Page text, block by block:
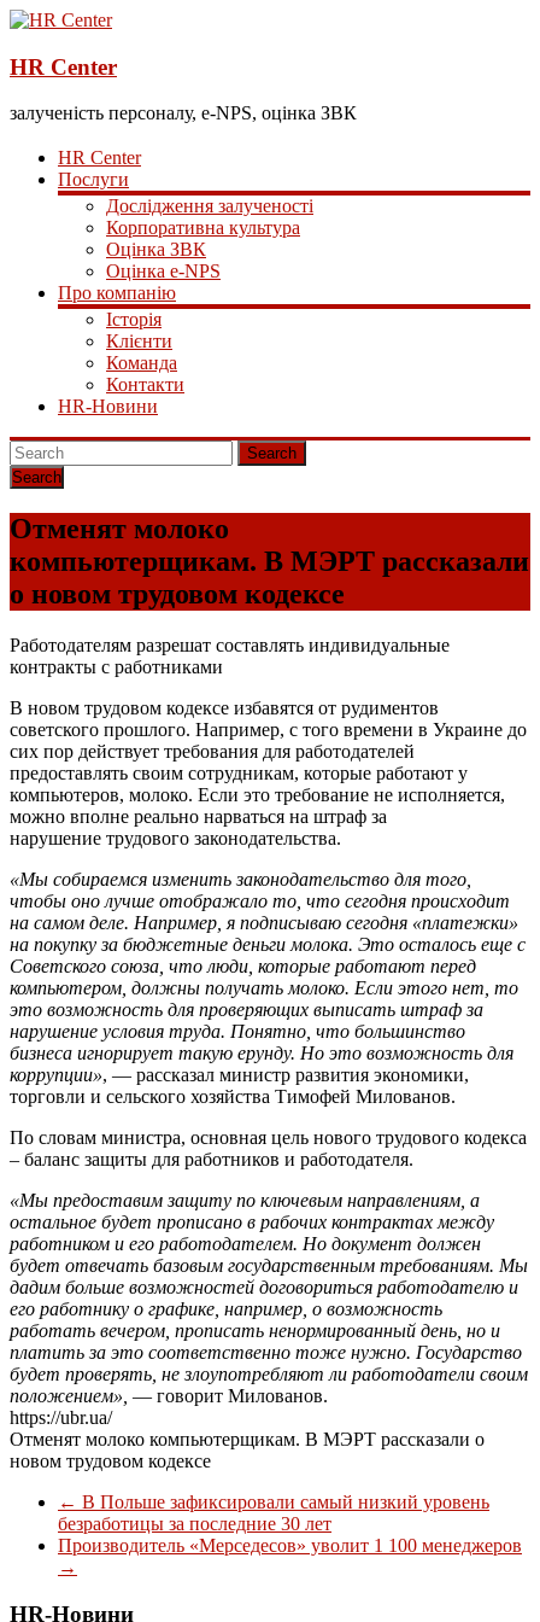
HR Center
залученість персоналу, e-NPS, оцінка ЗВК
HR Center
Послуги
Дослідження залученості
Корпоративна культура
Оцінка ЗВК
Оцінка e-NPS
Про компанію
Історія
Клієнти
Команда
Контакти
HR-Новини
Search
Отменят молоко
компьютерщикам. В МЭРТ рассказали
о новом трудовом кодексе
Работодателям разрешат составлять индивидуальные
контракты с работниками
В новом трудовом кодексе избавятся от рудиментов
советского прошлого. Например, с того времени в Украине до
сих пор действует требования для работодателей
предоставлять своим сотрудникам, которые работают у
компьютеров, молоко. Если это требование не исполняется,
можно вполне реально нарваться на штраф за
нарушение трудового законодательства.
«Мы собираемся изменить законодательство для того,
чтобы оно лучше отображало то, что сегодня происходит
на самом деле. Например, я подписываю сегодня «платежки»
на покупку за бюджетные деньги молока. Это осталось еще с
Советского союза, что люди, которые работают перед
компьютером, должны получать молоко. Если этого нет, то
это возможность для проверяющих выписать штраф за
нарушение условия труда. Понятно, что большинство
бизнеса игнорирует такую ерунду. Но это возможность для
коррупции», — рассказал министр развития экономики,
торговли и сельского хозяйства Тимофей Милованов.
По словам министра, основная цель нового трудового кодекса
– баланс защиты для работников и работодателя.
«Мы предоставим защиту по ключевым направлениям, а
остальное будет прописано в рабочих контрактах между
работником и его работодателем. Но документ должен
будет отвечать базовым государственным требованиям. Мы
дадим больше возможностей договориться работодателю и
его работнику о графике, например, о возможность
работать вечером, прописать ненормированный день, но и
платить за это соответственно тоже нужно. Государство
будет проверять, не злоупотребляют ли работодатели своим
положением», — говорит Милованов.
https://ubr.ua/
Отменят молоко компьютерщикам. В МЭРТ рассказали о
новом трудовом кодексе
← В Польше зафиксировали самый низкий уровень
безработицы за последние 30 лет
Производитель «Мерседесов» уволит 1 100 менеджеров
→
HR-Новини